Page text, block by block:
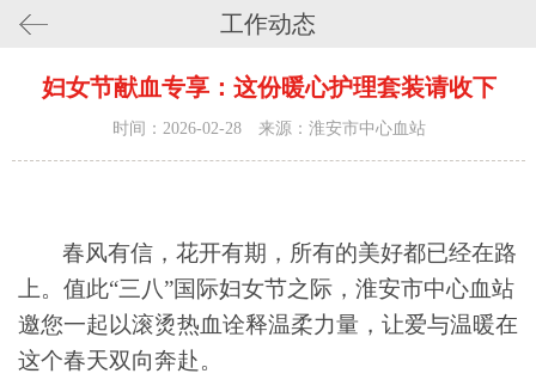
工作动态
妇女节献血专享：这份暖心护理套装请收下
时间：2026-02-28 来源：淮安市中心血站
春风有信，花开有期，所有的美好都已经在路
上。值此“三八”国际妇女节之际，淮安市中心血站
邀您一起以滚烫热血诠释温柔力量，让爱与温暖在
这个春天双向奔赴。